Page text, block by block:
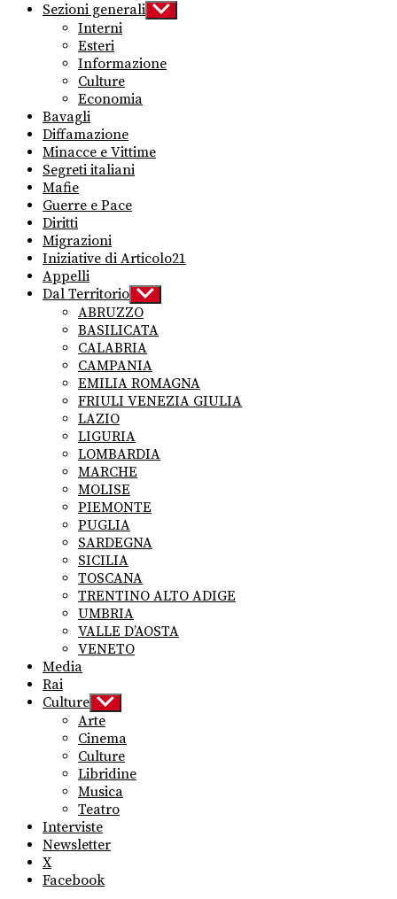
Sezioni generali Show
sub
Interni
Esteri
Informazione
Culture
Economia
Bavagli
Diffamazione
Minacce e Vittime
Segreti italiani
Mafie
Guerre e Pace
Diritti
Migrazioni
Iniziative di Articolo21
Appelli
Dal Territorio Show
sub
menu
ABRUZZO
BASILICATA
CALABRIA
CAMPANIA
EMILIA ROMAGNA
FRIULI VENEZIA GIULIA
LAZIO
LIGURIA
LOMBARDIA
MARCHE
MOLISE
PIEMONTE
PUGLIA
SARDEGNA
SICILIA
TOSCANA
TRENTINO ALTO ADIGE
UMBRIA
VALLE D’AOSTA
VENETO
Media
Rai
Culture Show
sub
menu
Arte
Cinema
Culture
Libridine
Musica
Teatro
Interviste
Newsletter
X
Facebook